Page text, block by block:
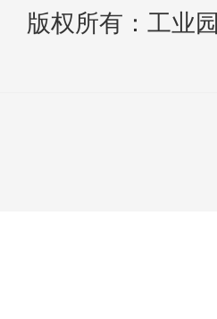
版权所有：工业